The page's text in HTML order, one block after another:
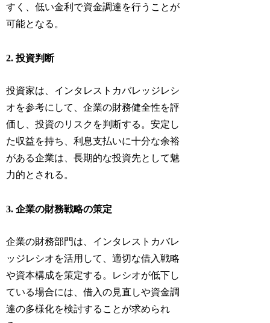
すく、低い金利で資金調達を行うことが
可能となる。
2. 投資判断
投資家は、インタレストカバレッジレシ
オを参考にして、企業の財務健全性を評
価し、投資のリスクを判断する。安定し
た収益を持ち、利息支払いに十分な余裕
がある企業は、長期的な投資先として魅
力的とされる。
3. 企業の財務戦略の策定
企業の財務部門は、インタレストカバレ
ッジレシオを活用して、適切な借入戦略
や資本構成を策定する。レシオが低下し
ている場合には、借入の見直しや資金調
達の多様化を検討することが求められ